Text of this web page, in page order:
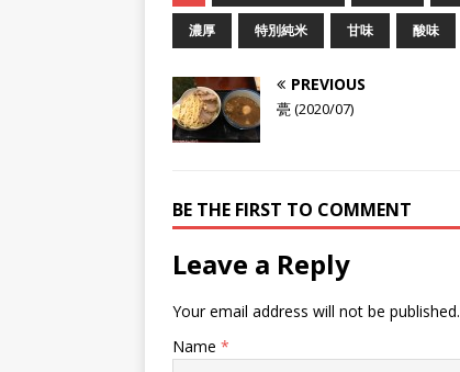
濃厚 特別純米 甘味 酸味
PREVIOUS
甍 (2020/07)
BE THE FIRST TO COMMENT
Leave a Reply
Your email address will not be published.
Name *